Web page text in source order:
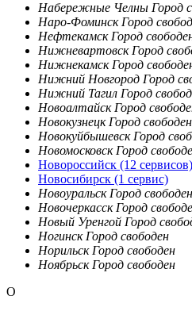
Набережные Челны Город
Наро-Фоминск Город
Нефтекамск Город
Нижневартовск Город
Нижнекамск Город
Нижний Новгород Город
Нижний Тагил Город
Новоалтайск Город
Новокузнецк Город свободен
Новокуйбышевск Город
Новомосковск Город
Новороссийск (12 сервисов)
Новосибирск (1 сервис)
Новоуральск Город свободен
Новочеркасск Город
Новый Уренгой Город
Ногинск Город свободен
Норильск Город свободен
Ноябрьск Город свободен
О